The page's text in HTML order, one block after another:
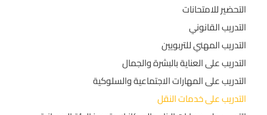
التحضير للامتحانات
التدريب القانوني
التدريب المهني للتربويين
التدريب على العناية بالبشرة والجمال
التدريب على المهارات الاجتماعية والسلوكية
التدريب على خدمات النقل